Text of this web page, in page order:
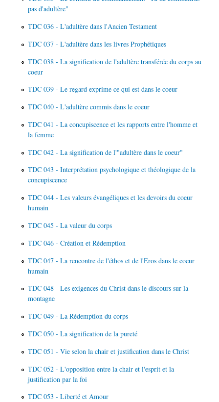
pas d'adultère"
TDC 036 - L'adultère dans l'Ancien Testament
TDC 037 - L'adultère dans les livres Prophétiques
TDC 038 - La signification de l'adultère transférée du corps au
coeur
TDC 039 - Le regard exprime ce qui est dans le coeur
TDC 040 - L'adultère commis dans le coeur
TDC 041 - La concupiscence et les rapports entre l'homme et
la femme
TDC 042 - La signification de l'"adultère dans le coeur"
TDC 043 - Interprétation psychologique et théologique de la
concupiscence
TDC 044 - Les valeurs évangéliques et les devoirs du coeur
humain
TDC 045 - La valeur du corps
TDC 046 - Création et Rédemption
TDC 047 - La rencontre de l'éthos et de l'Eros dans le coeur
humain
TDC 048 - Les exigences du Christ dans le discours sur la
montagne
TDC 049 - La Rédemption du corps
TDC 050 - La signification de la pureté
TDC 051 - Vie selon la chair et justification dans le Christ
TDC 052 - L'opposition entre la chair et l'esprit et la
justification par la foi
TDC 053 - Liberté et Amour